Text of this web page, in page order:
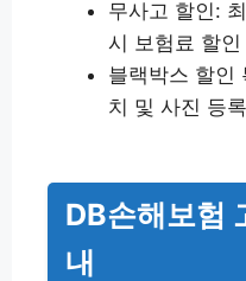
무사고 할인:
시 보험료 할인
블랙박스 할인
치 및 사진 등
DB손해보험
내